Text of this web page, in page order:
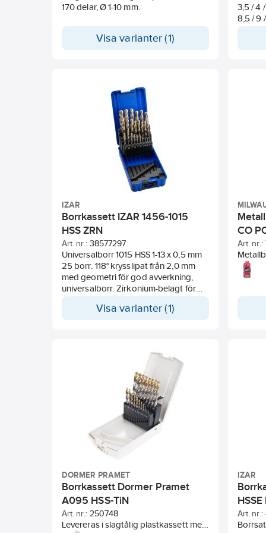
170 delar, Ø 1-10 mm.
Visa varianter (1)
3,5 / 4
8,5 / 9
IZAR
Borrkassett IZAR 1456-1015
HSS ZRN
Art. nr.: 38577297
Universalborr 1015 HSS 1-13 x 0,5 mm
25 borr. 118° krysslipat från 2,0 mm
med geometri för god avverkning,
universalborr. Zirkonium-belagt för
reducerad risk för korrosion.
Visa varianter (1)
CO
Art. nr.:
1000
vinkel
kör
kärna
chucken.
DORMER PRAMET
Borrkassett Dormer Pramet
A095 HSS-TiN
Art. nr.: 250748
Levereras i slagtålig plastkassett med
IZAR
HSSE
Art. nr.: